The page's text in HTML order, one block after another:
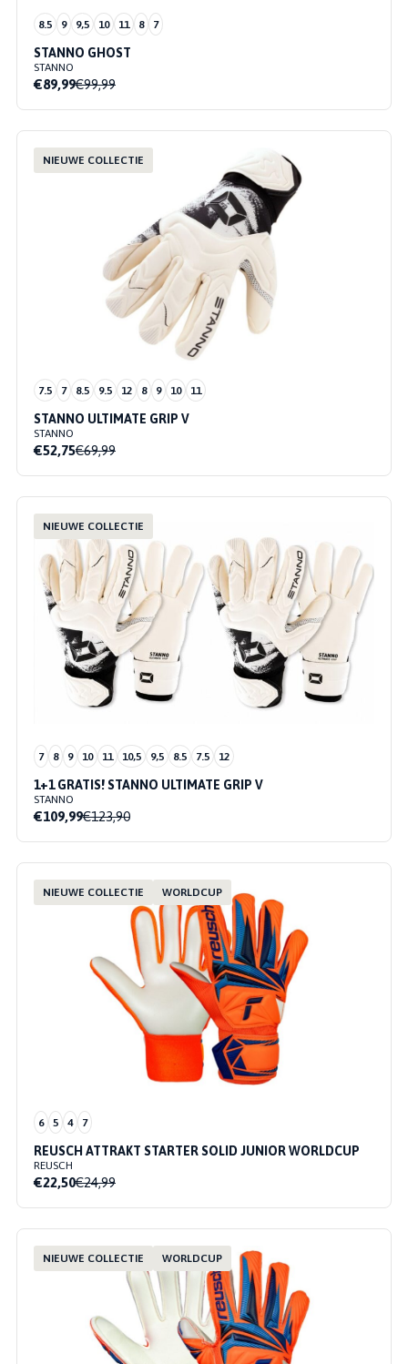
8.5 9 9,5 10 11 8 7
STANNO GHOST
STANNO
€89,99€99,99
NIEUWE COLLECTIE
7.5 7 8.5 9.5 12 8 9 10 11
STANNO ULTIMATE GRIP V
STANNO
€52,75€69,99
NIEUWE COLLECTIE
7 8 9 10 11 10,5 9,5 8.5 7.5 12
1+1 GRATIS! STANNO ULTIMATE GRIP V
STANNO
€109,99€123,90
NIEUWE COLLECTIE WORLDCUP
6 5 4 7
REUSCH ATTRAKT STARTER SOLID JUNIOR WORLDCUP
REUSCH
€22,50€24,99
NIEUWE COLLECTIE WORLDCUP